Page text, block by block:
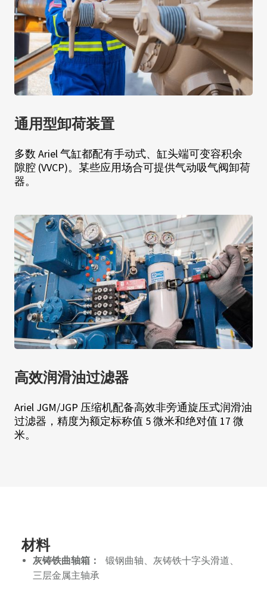
通用型卸荷装置
多数 Ariel 气缸都配有手动式、缸头端可变容积余
隙腔 (VVCP)。某些应用场合可提供气动吸气阀卸荷
器。
高效润滑油过滤器
Ariel JGM/JGP 压缩机配备高效非旁通旋压式润滑油
过滤器，精度为额定标称值 5 微米和绝对值 17 微
米。
材料
灰铸铁曲轴箱：
锻钢曲轴、灰铸铁十字头滑道、
三层金属主轴承